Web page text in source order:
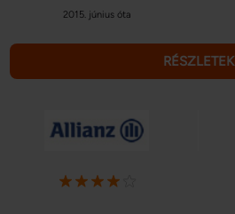
2015. június óta
RÉSZLETEK